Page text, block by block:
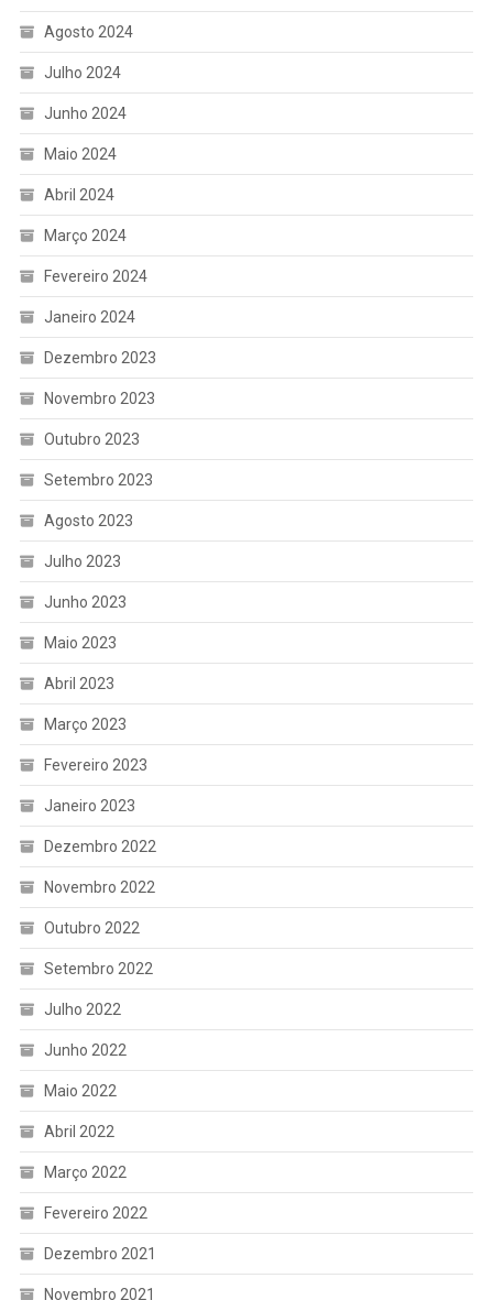
Agosto 2024
Julho 2024
Junho 2024
Maio 2024
Abril 2024
Março 2024
Fevereiro 2024
Janeiro 2024
Dezembro 2023
Novembro 2023
Outubro 2023
Setembro 2023
Agosto 2023
Julho 2023
Junho 2023
Maio 2023
Abril 2023
Março 2023
Fevereiro 2023
Janeiro 2023
Dezembro 2022
Novembro 2022
Outubro 2022
Setembro 2022
Julho 2022
Junho 2022
Maio 2022
Abril 2022
Março 2022
Fevereiro 2022
Dezembro 2021
Novembro 2021